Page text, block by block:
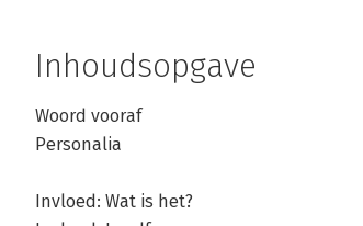
Inhoudsopgave
Woord vooraf
Personalia
Invloed: Wat is het?